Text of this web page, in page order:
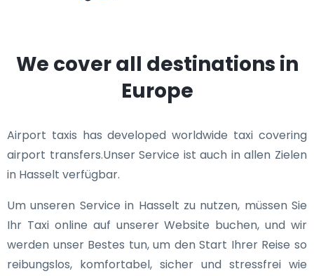
We cover all destinations in
Europe
Airport taxis has developed worldwide taxi covering
airport transfers.Unser Service ist auch in allen Zielen
in Hasselt verfügbar.
Um unseren Service in Hasselt zu nutzen, müssen Sie
Ihr Taxi online auf unserer Website buchen, und wir
werden unser Bestes tun, um den Start Ihrer Reise so
reibungslos, komfortabel, sicher und stressfrei wie